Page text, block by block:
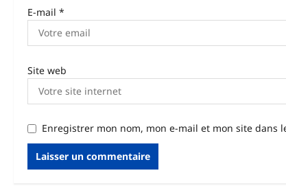
c
l
e
E-mail *
Site web
Enregistrer mon nom, mon e-mail et mon site